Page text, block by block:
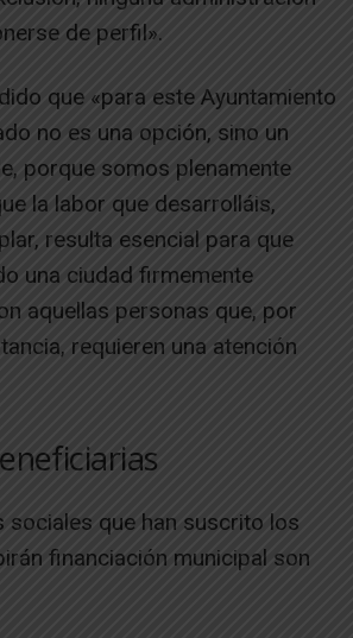
de perfil».
que «para este Ayuntamiento
no es una opción, sino un
porque somos plenamente
la labor que desarrolláis,
resulta esencial para que
una ciudad firmemente
aquellas personas que, por
requieren una atención
sociales que han suscrito los
financiación municipal son